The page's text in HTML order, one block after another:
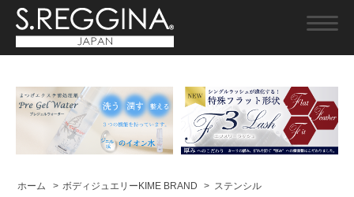
ホーム > ボディジュエリーKIME BRAND > ステンシル